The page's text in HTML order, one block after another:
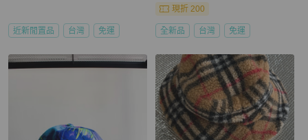
近新閒置品 台灣 免運
現折 200
全新品 台灣 免運